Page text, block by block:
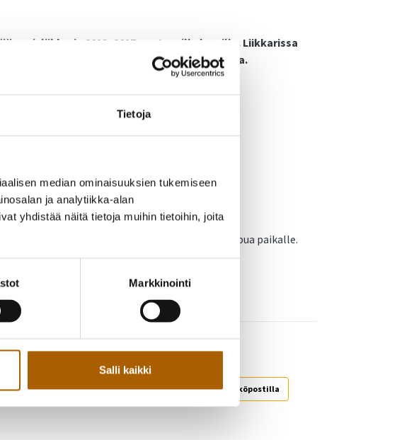
Tietoja
median ominaisuuksien tukemiseen
ja analytiikka-alan
yhdistää näitä tietoja muihin tietoihin, joita
Markkinointi
Salli kaikki
pesisliikkarin 2013–2017-syntyneille lapsille. Liikkarissa
eri liikuntataitoja sekä ryhmässä toimimista.
klo 17.30–18.30
ja lisätiedot:
Heikkinen, p. 040 546 6021. Voit myös vain saapua paikalle.
Twitterissä Jaa WhatsAppilla Jaa sähköpostilla